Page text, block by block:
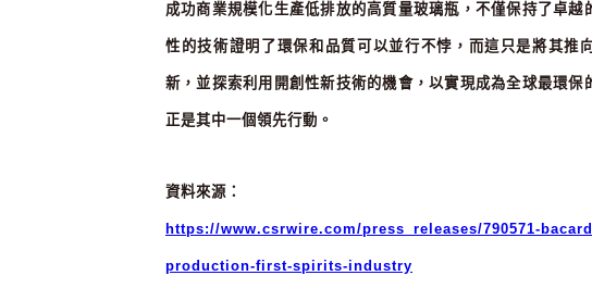
成功商業規模化生產低排放的高質量玻璃瓶，不僅保持了卓
性的技術證明了環保和品質可以並行不悖，而這只是將其推
新，並探索利用開創性新技術的機會，以實現成為全球最環
正是其中一個領先行動。
資料來源：
https://www.csrwire.com/press_releases/790571-
production-first-spirits-industry